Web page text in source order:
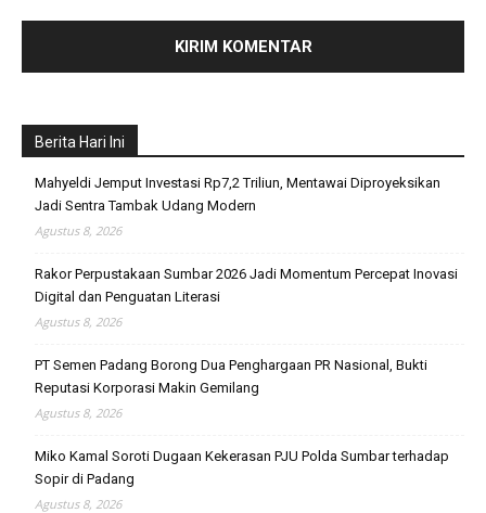
Berita Hari Ini
Mahyeldi Jemput Investasi Rp7,2 Triliun, Mentawai Diproyeksikan
Jadi Sentra Tambak Udang Modern
Agustus 8, 2026
Rakor Perpustakaan Sumbar 2026 Jadi Momentum Percepat Inovasi
Digital dan Penguatan Literasi
Agustus 8, 2026
PT Semen Padang Borong Dua Penghargaan PR Nasional, Bukti
Reputasi Korporasi Makin Gemilang
Agustus 8, 2026
Miko Kamal Soroti Dugaan Kekerasan PJU Polda Sumbar terhadap
Sopir di Padang
Agustus 8, 2026